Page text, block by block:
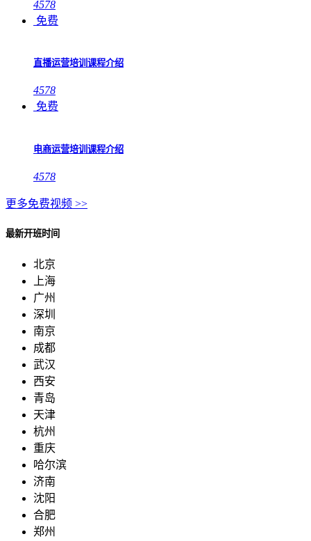
4578
免费
直播运营培训课程介绍
4578
免费
电商运营培训课程介绍
4578
更多免费视频 >>
最新开班时间
北京
上海
广州
深圳
南京
成都
武汉
西安
青岛
天津
杭州
重庆
哈尔滨
济南
沈阳
合肥
郑州